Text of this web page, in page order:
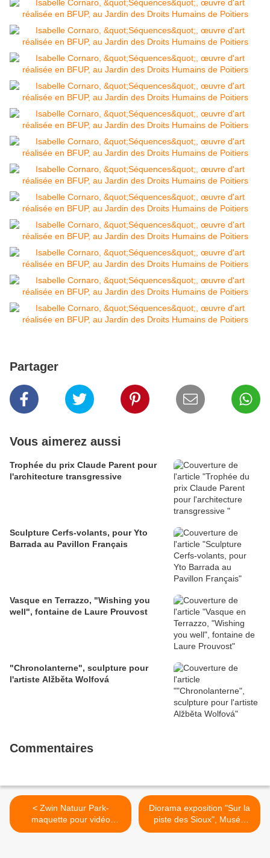
Partager
Vous aimerez aussi
Trophée du prix Claude Parent pour
l'architecture transgressive
Sculpture Cerfs-volants, pour Yto
Barrada au Pavillon Français
Vasque en Terrazzo, "Wishing you
well", fontaine de Laure Prouvost
"Chronolanterne", sculpture pour
l'artiste Alžběta Wolfová
Commentaires
< Zwin Natuur Park-
maquette pour vidéo
mapping
Diorama exposition "Sur la
piste des Sioux", Musée
des Confluences à Lyon >